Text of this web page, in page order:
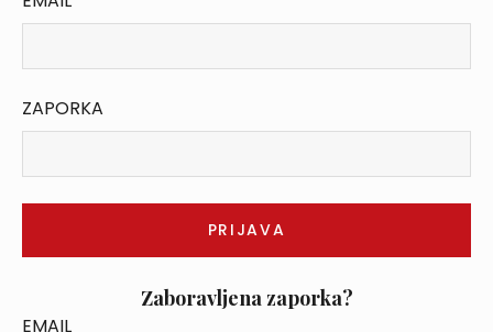
ZAPORKA
Zaboravljena zaporka?
EMAIL